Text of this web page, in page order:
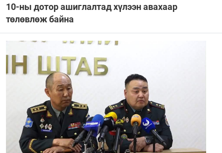
10-ны дотор ашиглалтад хүлээн авахаар
төлөвлөж байна